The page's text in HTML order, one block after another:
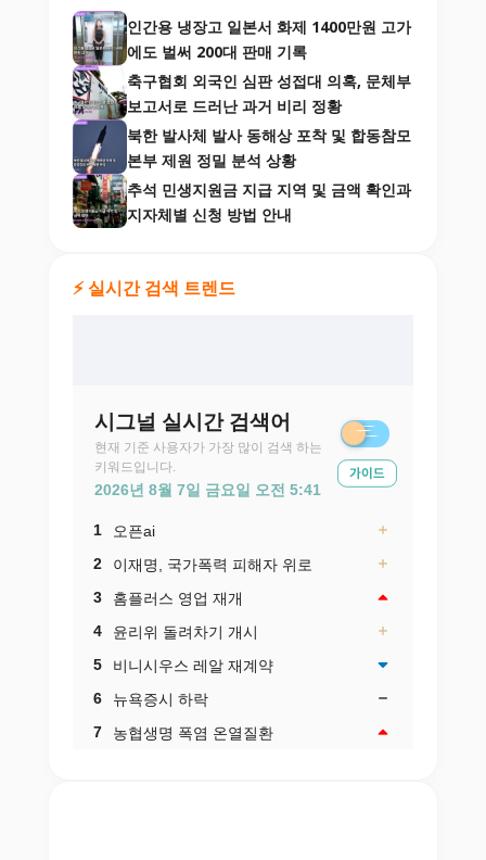
인간용 냉장고 일본서 화제 1400만원 고가
에도 벌써 200대 판매 기록
축구협회 외국인 심판 성접대 의혹, 문체부
보고서로 드러난 과거 비리 정황
북한 발사체 발사 동해상 포착 및 합동참모
본부 제원 정밀 분석 상황
추석 민생지원금 지급 지역 및 금액 확인과
지자체별 신청 방법 안내
⚡ 실시간 검색 트렌드